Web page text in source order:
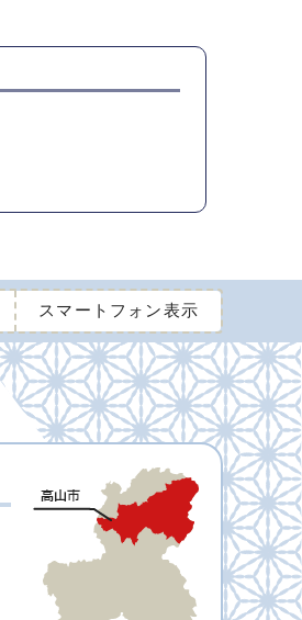
スマートフォン表示